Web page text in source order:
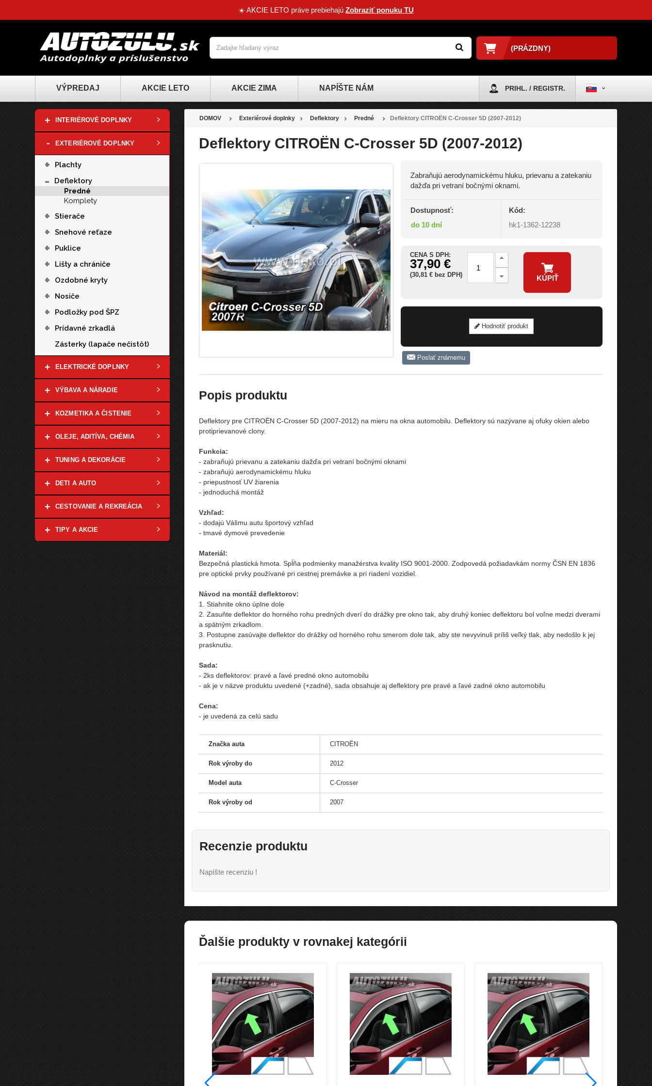
☀️ AKCIE LETO práve prebiehajú Zobraziť ponuku TU
(PRÁZDNY)
VÝPREDAJ AKCIE LETO AKCIE ZIMA NAPÍŠTE NÁM PRIHL. / REGISTR.
+ INTERIÉROVÉ DOPLNKY
- EXTERIÉROVÉ DOPLNKY
+ Plachty
-
Deflektory
Predné
Komplety
+ Stierače
+ Snehové reťaze
+ Puklice
+ Lišty a chrániče
+ Ozdobné kryty
+ Nosiče
+ Podložky pod ŠPZ
+
Prídavné zrkadlá
Zásterky (lapače nečistôt)
+ ELEKTRICKÉ DOPLNKY
+ VÝBAVA A NÁRADIE
+ KOZMETIKA A ČISTENIE
+ OLEJE, ADITÍVA, CHÉMIA
+ TUNING A DEKORÁCIE
+ DETI A AUTO
+ CESTOVANIE A REKREÁCIA
+ TIPY A AKCIE
DOMOV Exteriérové doplnky Deflektory Predné Deflektory CITROËN C-Crosser 5D (2007-2012)
Deflektory CITROËN C-Crosser 5D (2007-2012)
Zabraňujú aerodynamickému hluku, prievanu a zatekaniu
dažďa pri vetraní bočnými oknami.
Dostupnosť:
do 10 dní
Kód:
hk1-1362-12238
CENA S DPH:
37,90 €
(30,81 € bez DPH) KÚPIŤ
Hodnotiť produkt
Poslať známemu
Popis produktu
Deflektory pre CITROËN C-Crosser 5D (2007-2012) na mieru na okna automobilu. Deflektory sú nazývane aj ofuky okien alebo
protiprievanové clony.
Funkcia:
- zabraňujú prievanu a zatekaniu dažďa pri vetraní bočnými oknami
- zabraňujú aerodynamickému hluku
- priepustnosť UV žiarenia
- jednoduchá montáž
Vzhľad:
- dodajú Vášmu autu športový vzhľad
- tmavé dymové prevedenie
Materiál:
Bezpečná plastická hmota. Spĺňa podmienky manažérstva kvality ISO 9001-2000. Zodpovedá požiadavkám normy ČSN EN 1836
pre optické prvky používané pri cestnej premávke a pri riadení vozidiel.
Návod na montáž deflektorov:
1. Stiahnite okno úplne dole
2. Zasuňte deflektor do horného rohu predných dverí do drážky pre okno tak, aby druhý koniec deflektoru bol voľne medzi dverami
a spätným zrkadlom.
3. Postupne zasúvajte deflektor do drážky od horného rohu smerom dole tak, aby ste nevyvinuli príliš veľký tlak, aby nedošlo k jej
prasknutiu.
Sada:
- 2ks deflektorov: pravé a ľavé predné okno automobilu
- ak je v názve produktu uvedené (+zadné), sada obsahuje aj deflektory pre pravé a ľavé zadné okno automobilu
Cena:
- je uvedená za celú sadu
Značka auta CITROËN
Rok výroby do 2012
Model auta C-Crosser
Rok výroby od 2007
Recenzie produktu
Napíšte recenziu !
Ďalšie produkty v rovnakej kategórii